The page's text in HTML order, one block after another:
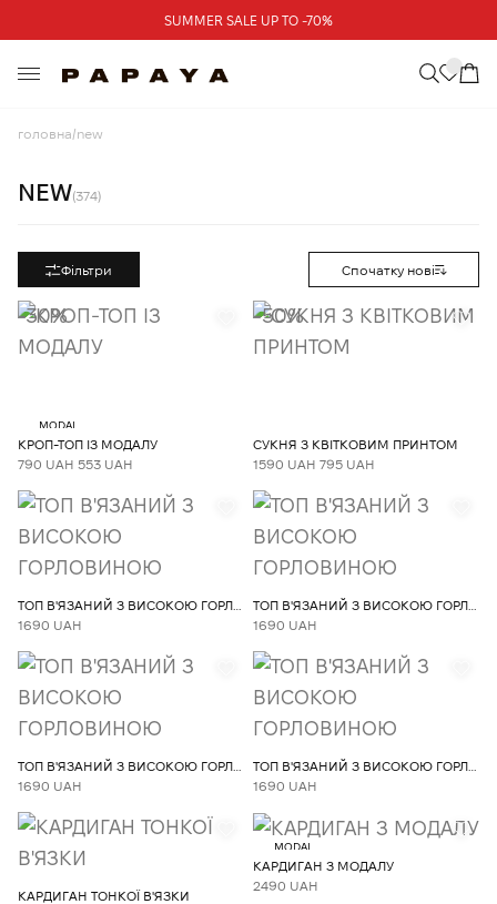
Треба допомога?
Адреси магазинів
SUMMER SALE UP TO -70%
головна new
NEW(374)
Фільтри Спочатку нові
-30%
MODAL
КРОП-ТОП ІЗ МОДАЛУ
790 UAH 553 UAH
-50%
СУКНЯ З КВІТКОВИМ ПРИНТОМ
1590 UAH 795 UAH
1690 UAH
1690 UAH
1690 UAH
1690 UAH
КАРДИГАН ТОНКОЇ В'ЯЗКИ
MODAL
КАРДИГАН З МОДАЛУ
2490 UAH